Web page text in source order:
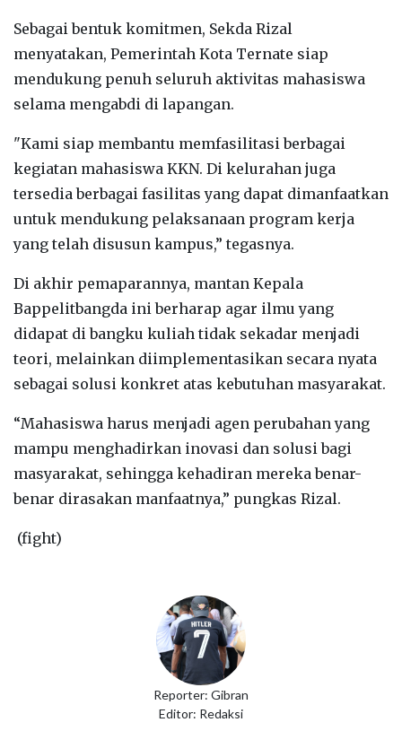
Sebagai bentuk komitmen, Sekda Rizal
menyatakan, Pemerintah Kota Ternate siap
mendukung penuh seluruh aktivitas mahasiswa
selama mengabdi di lapangan.
"Kami siap membantu memfasilitasi berbagai
kegiatan mahasiswa KKN. Di kelurahan juga
tersedia berbagai fasilitas yang dapat dimanfaatkan
untuk mendukung pelaksanaan program kerja
yang telah disusun kampus,” tegasnya.
Di akhir pemaparannya, mantan Kepala
Bappelitbangda ini berharap agar ilmu yang
didapat di bangku kuliah tidak sekadar menjadi
teori, melainkan diimplementasikan secara nyata
sebagai solusi konkret atas kebutuhan masyarakat.
“Mahasiswa harus menjadi agen perubahan yang
mampu menghadirkan inovasi dan solusi bagi
masyarakat, sehingga kehadiran mereka benar-
benar dirasakan manfaatnya,” pungkas Rizal.
(fight)
Reporter: Gibran
Editor: Redaksi